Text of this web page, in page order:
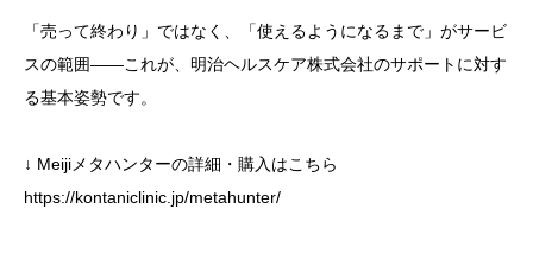
「売って終わり」ではなく、「使えるようになるまで」がサービ
スの範囲——これが、明治ヘルスケア株式会社のサポートに対す
る基本姿勢です。
↓ Meijiメタハンターの詳細・購入はこちら
https://kontaniclinic.jp/metahunter/